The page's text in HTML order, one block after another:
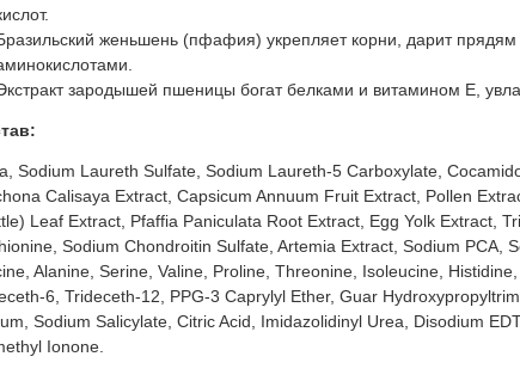
женьшень (пфафия) укрепляет корни, дарит
зародышей пшеницы богат белками и витамином Е,
Sodium Laureth Sulfate, Sodium Laureth-5 Carboxylate,
Calisaya Extract, Capsicum Annuum Fruit Extract, Pollen
Leaf Extract, Pfaffia Paniculata Root Extract, Egg Yolk Extract,
Sodium Chondroitin Sulfate, Artemia Extract, Sodium PCA,
Alanine, Serine, Valine, Proline, Threonine, Isoleucine,
6, Trideceth-12, PPG-3 Caprylyl Ether, Guar
Sodium Salicylate, Citric Acid, Imidazolidinyl Urea, Disodium
Ionone.